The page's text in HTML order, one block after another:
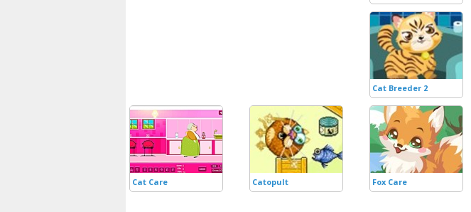
Cat Breeder 2
Cat Care Catopult Fox Care